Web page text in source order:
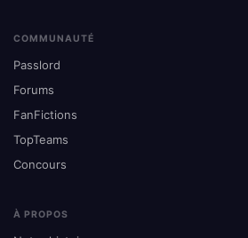
COMMUNAUTÉ
Passlord
Forums
FanFictions
TopTeams
Concours
À PROPOS